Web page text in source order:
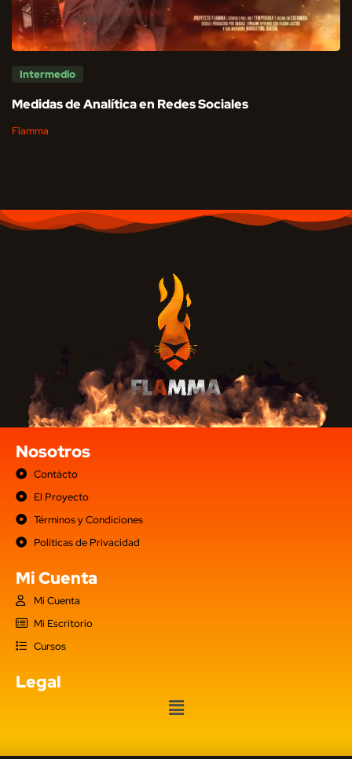
Intermedio
Medidas de Analítica en Redes Sociales
Flamma
Nosotros
Contácto
El Proyecto
Términos y Condiciones
Políticas de Privacidad
Mi Cuenta
Mi Cuenta
Mi Escritorio
Cursos
Legal